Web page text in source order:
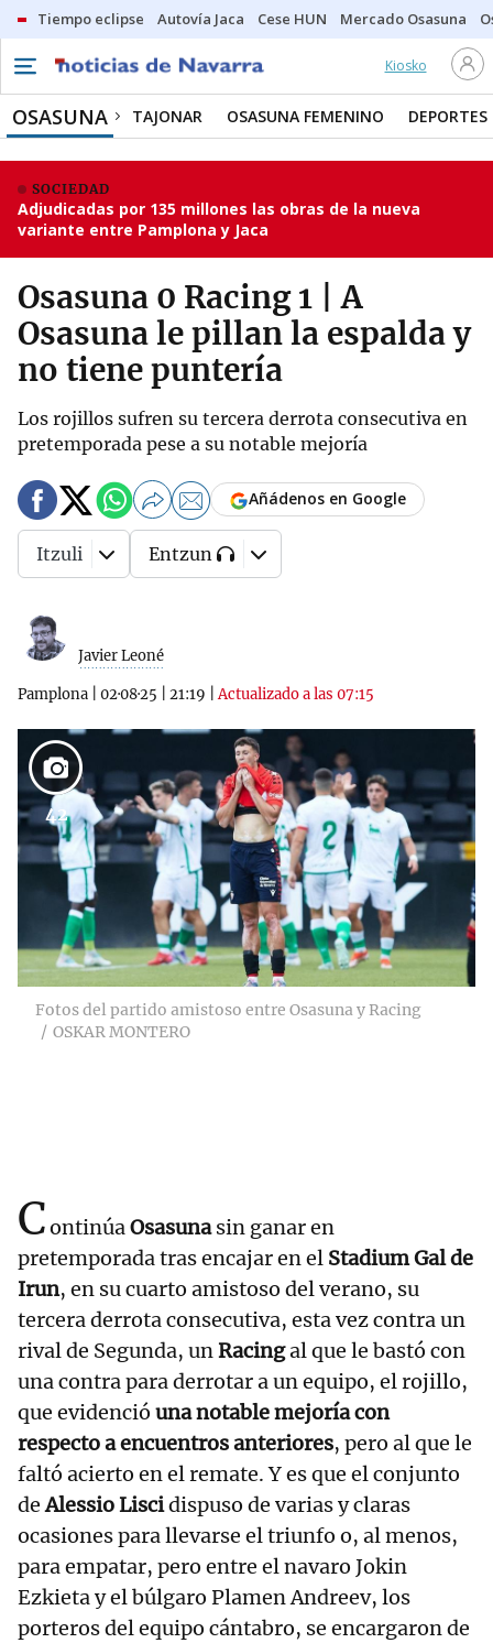
Tiempo eclipse Autovía Jaca Cese HUN Mercado Osasuna
Kiosko
OSASUNA TAJONAR OSASUNA FEMENINO DEPORTES
SOCIEDAD
Adjudicadas por 135 millones las obras de la nueva
variante entre Pamplona y Jaca
Osasuna 0 Racing 1 | A
Osasuna le pillan la espalda y
no tiene puntería
Los rojillos sufren su tercera derrota consecutiva en
pretemporada pese a su notable mejoría
Javier Leoné
Pamplona 02·08·25 21:19 |Actualizado a las 07:15
Añádenos en Google
Itzuli Entzun
42
Fotos del partido amistoso entre Osasuna y Racing
OSKAR MONTERO
ContinúaOsasunasin ganar en
pretemporada tras encajar en el Stadium Gal de
Irun, en su cuarto amistoso del verano, su
tercera derrota consecutiva, esta vez contra un
rival de Segunda, unRacingal que le bastó con
una contra para derrotar a un equipo, el rojillo,
que evidenció una notable mejoría con
respecto a encuentros anteriores, pero al que le
faltó acierto en el remate. Y es que el conjunto
deAlessio Liscidispuso de varias y claras
ocasiones para llevarse el triunfo o, al menos,
para empatar, pero entre el navaro Jokin
Ezkieta y el búlgaro Plamen Andreev, los
porteros del equipo cántabro, se encargaron de